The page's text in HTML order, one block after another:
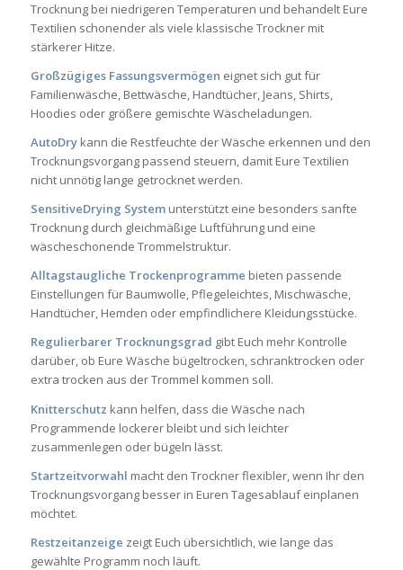
Trocknung bei niedrigeren Temperaturen und behandelt Eure
Textilien schonender als viele klassische Trockner mit
stärkerer Hitze.
Großzügiges Fassungsvermögen eignet sich gut für
Familienwäsche, Bettwäsche, Handtücher, Jeans, Shirts,
Hoodies oder größere gemischte Wäscheladungen.
AutoDrykann die Restfeuchte der Wäsche erkennen und den
Trocknungsvorgang passend steuern, damit Eure Textilien
nicht unnötig lange getrocknet werden.
SensitiveDrying Systemunterstützt eine besonders sanfte
Trocknung durch gleichmäßige Luftführung und eine
wäscheschonende Trommelstruktur.
Alltagstaugliche Trockenprogramme bieten passende
Einstellungen für Baumwolle, Pflegeleichtes, Mischwäsche,
Handtücher, Hemden oder empfindlichere Kleidungsstücke.
Regulierbarer Trocknungsgrad gibt Euch mehr Kontrolle
darüber, ob Eure Wäsche bügeltrocken, schranktrocken oder
extra trocken aus der Trommel kommen soll.
Knitterschutz kann helfen, dass die Wäsche nach
Programmende lockerer bleibt und sich leichter
zusammenlegen oder bügeln lässt.
Startzeitvorwahl macht den Trockner flexibler, wenn Ihr den
Trocknungsvorgang besser in Euren Tagesablauf einplanen
möchtet.
Restzeitanzeige zeigt Euch übersichtlich, wie lange das
gewählte Programm noch läuft.